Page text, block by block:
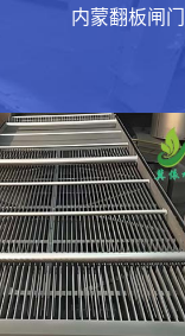
内蒙翻板闸门